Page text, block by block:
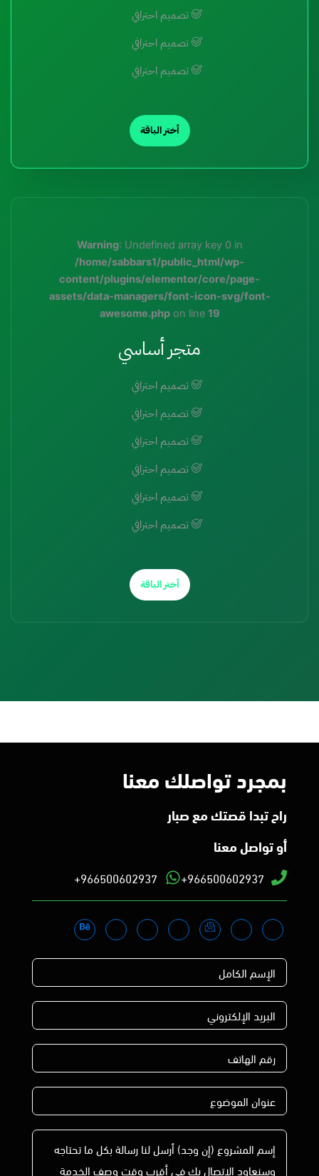
تصميم احترافي
تصميم احترافي
تصميم احترافي
أختر الباقة
Warning: Undefined array key 0 in
/home/sabbars1/public_html/wp-
content/plugins/elementor/core/page-
assets/data-managers/font-icon-svg/font-
awesome.phpon line 19
متجر أساسي
تصميم احترافي
تصميم احترافي
تصميم احترافي
تصميم احترافي
تصميم احترافي
تصميم احترافي
أختر الباقة
بمجرد تواصلك معنا
راح تبدا قصتك مع صبار
أو تواصل معنا
966500602937+
966500602937+